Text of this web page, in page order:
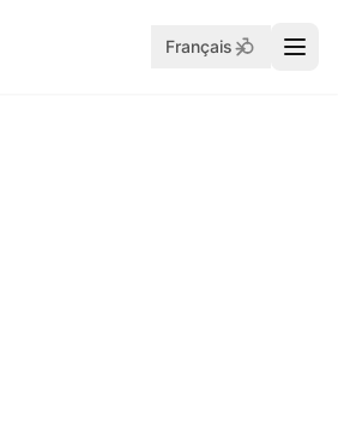
Français